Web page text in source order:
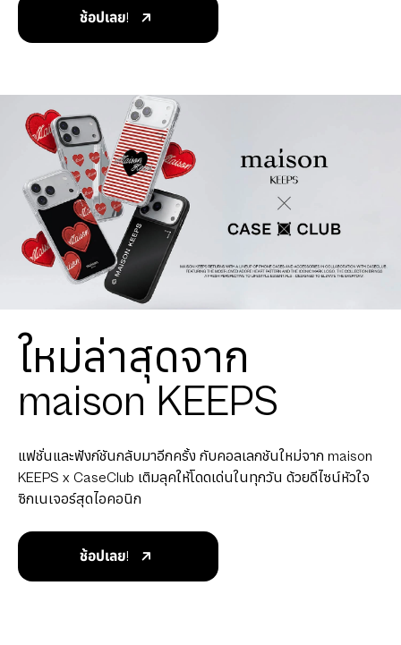
ช้อปเลย!
ใหม่ล่าสุดจาก
maison KEEPS
แฟชั่นและฟังก์ชันกลับมาอีกครั้ง กับคอลเลกชันใหม่จาก maison
KEEPS x CaseClub เติมลุคให้โดดเด่นในทุกวัน ด้วยดีไซน์หัวใจ
ซิกเนเจอร์สุดไอคอนิก
ช้อปเลย!